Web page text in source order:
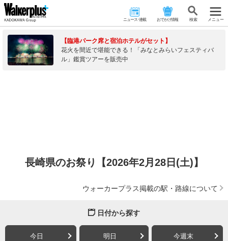
ニュース･連載 おでかけ情報 検 索 メニュー
【臨港パーク席と宿泊ホテルがセット】
花火を間近で堪能できる！「みなとみらいフェスティバ
ル」鑑賞ツアーを販売中
長崎県のお祭り【2026年2月28日(土)】
ウォーカープラス掲載の駅・路線について
日付から探す
今日 明日 今週末